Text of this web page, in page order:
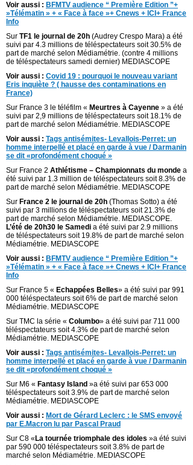
Voir aussi : BFMTV audience “ Première Edition ”+
»Télématin » + « Face à face »+ Cnews + lCI+ France
Info
Sur TF1 le journal de 20h (Audrey Crespo Mara) a été
suivi par 4.3 millions de téléspectateurs soit 30.5% de
part de marché selon Médiamétrie. (contre 4 millions
de téléspectateurs samedi dernier) MEDIASCOPE
Voir aussi : Covid 19 : pourquoi le nouveau variant
Eris inquiète ? ( hausse des contaminations en
France)
Sur France 3 le téléfilm « Meurtres à Cayenne » a été
suivi par 2,9 millions de téléspectateurs soit 18.1% de
part de marché selon Médiamétrie. MEDIASCOPE
Voir aussi : Tags antisémites- Levallois-Perret: un
homme interpellé et placé en garde à vue / Darmanin
se dit «profondément choqué »
Sur France 2 Athlétisme – Championnats du monde a
été suivi par 1.3 million de téléspectateurs soit 8.3% de
part de marché selon Médiamétrie. MEDIASCOPE
Sur France 2 le journal de 20h (Thomas Sotto) a été
suivi par 3 millions de téléspectateurs soit 21.3% de
part de marché selon Médiamétrie. MEDIASCOPE.
L’été de 20h30 le Samedi a été suivi par 2.9 millions
de téléspectateurs soit 19.8% de part de marché selon
Médiamétrie. MEDIASCOPE
Voir aussi : BFMTV audience “ Première Edition ”+
»Télématin » + « Face à face »+ Cnews + lCI+ France
Info
Sur France 5 « Echappées Belles» a été suivi par 991
000 téléspectateurs soit 6% de part de marché selon
Médiamétrie. MEDIASCOPE
Sur TMC la série « Columbo» a été suivi par 711 000
téléspectateurs soit 4.3% de part de marché selon
Médiamétrie. MEDIASCOPE
Voir aussi : Tags antisémites- Levallois-Perret: un
homme interpellé et placé en garde à vue / Darmanin
se dit «profondément choqué »
Sur M6 « Fantasy Island »a été suivi par 653 000
téléspectateurs soit 3.9% de part de marché selon
Médiamétrie. MEDIASCOPE
Voir aussi : Mort de Gérard Leclerc : le SMS envoyé
par E.Macron lu par Pascal Praud
Sur C8 « La tournée triomphale des idoles »a été suivi
par 590 000 téléspectateurs soit 3.8% de part de
marché selon Médiamétrie. MEDIASCOPE